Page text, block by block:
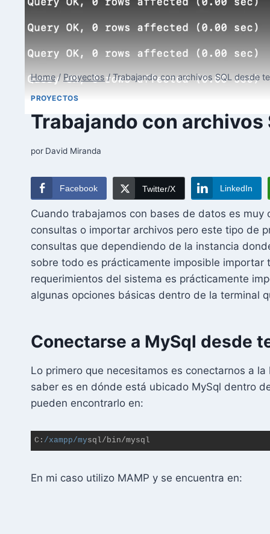
Home / Proyectos / Trabajando con archivos SQL desde
PROYECTOS
Trabajando con archivos
por David Miranda
Facebook Twitter/X LinkedIn
Cuando trabajamos con bases de datos es muy
consultas o importar archivos pero este tipo de
consultas que dependiendo de la instancia
sobre todo es prácticamente imposible
requerimientos del sistema es prácticamente
algunas opciones básicas dentro de la terminal
Conectarse a MySql desde
Lo primero que necesitamos es conectarnos a
saber es en dónde está ubicado MySql dentro
pueden encontrarlo en:
C: /xampp/mysql/bin/mysql
código:
En mi caso utilizo MAMP y se encuentra en: